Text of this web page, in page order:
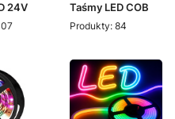
24V Taśmy LED COB
Produkty: 84